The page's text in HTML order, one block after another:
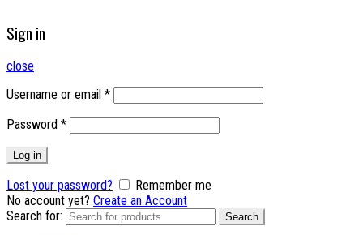
Sign in
close
Username or email *
Password *
Log in
Lost your password?
Remember me
No account yet? Create an Account
Search for:
Search